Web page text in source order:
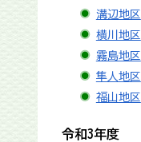
溝辺地区
横川地区
霧島地区
隼人地区
福山地区
令和3年度